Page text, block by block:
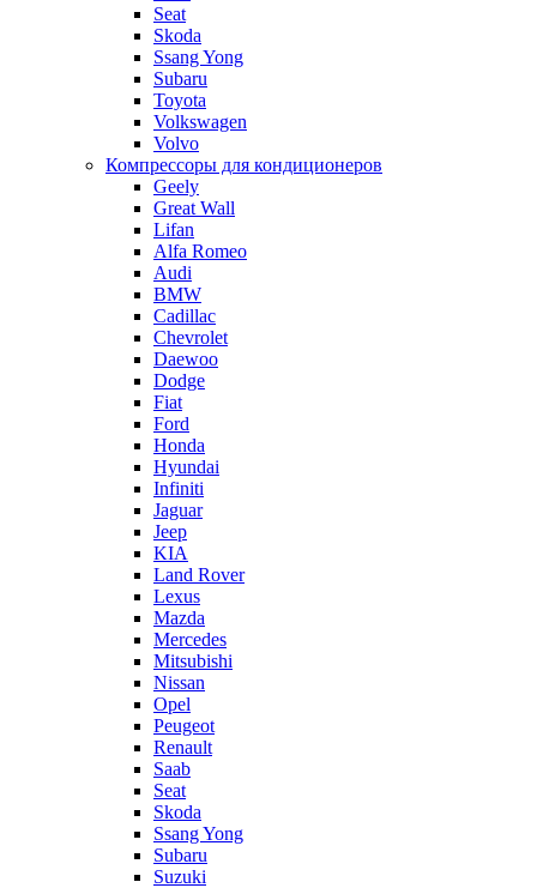
Seat
Skoda
Ssang Yong
Subaru
Toyota
Volkswagen
Volvo
Компрессоры для кондиционеров
Geely
Great Wall
Lifan
Alfa Romeo
Audi
BMW
Cadillac
Chevrolet
Daewoo
Dodge
Fiat
Ford
Honda
Hyundai
Infiniti
Jaguar
Jeep
KIA
Land Rover
Lexus
Mazda
Mercedes
Mitsubishi
Nissan
Opel
Peugeot
Renault
Saab
Seat
Skoda
Ssang Yong
Subaru
Suzuki